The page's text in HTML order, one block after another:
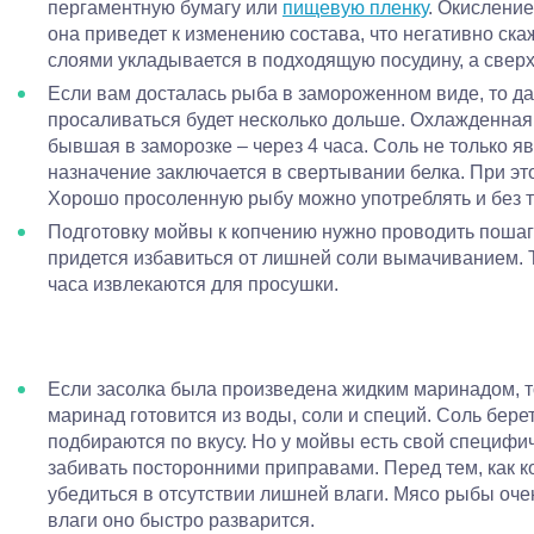
пергаментную бумагу или пищевую пленку.
она приведет к изменению состава, что негативно
слоями укладывается в подходящую посудину, а
Если вам досталась рыба в замороженном виде, то
просаливаться будет несколько дольше.
бывшая в заморозке – через 4 часа. Соль не только
назначение заключается в свертывании белка. При
Хорошо просоленную рыбу можно употреблять и без
Подготовку мойвы к копчению нужно проводить
придется избавиться от лишней соли
часа извлекаются для просушки.
Если засолка была произведена жидким маринадом,
маринад готовится из воды, соли и специй. Соль
подбираются по вкусу. Но у мойвы есть свой
забивать посторонними приправами. Перед тем, как
убедиться в отсутствии лишней влаги. Мясо рыбы
влаги оно быстро разварится.